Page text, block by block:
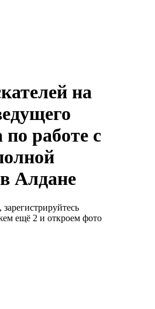
на
по работе с
Алдане
ещё 2 и откроем фото